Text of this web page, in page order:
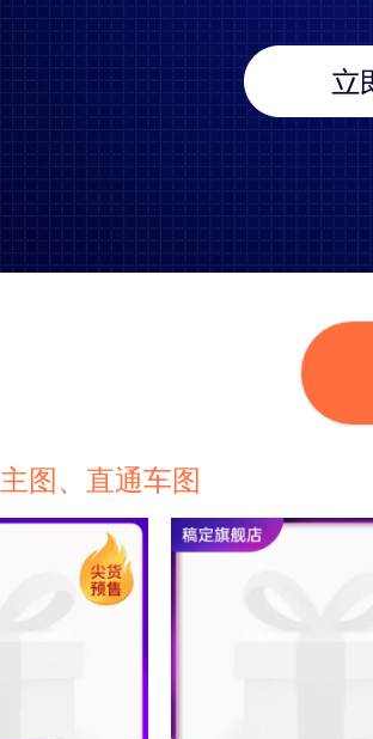
主图、直通车图